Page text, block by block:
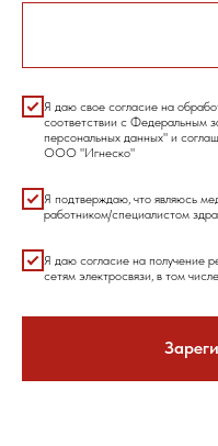
Я даю свое согласие на
соответствии с
персональных данных" и
ООО "Игнеско"
Я подтверждаю, что являюсь
работником/специалистом
Я даю согласие на получение
сетям электросвязи, в том